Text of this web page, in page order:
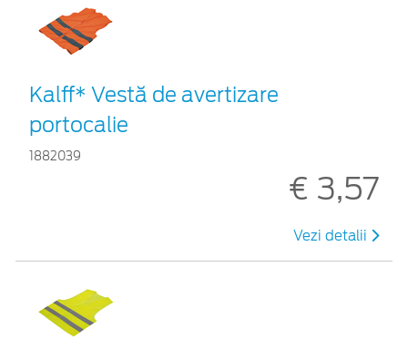
Kalff* Vestă de avertizare
portocalie
1882039
€ 3,57
Vezi detalii